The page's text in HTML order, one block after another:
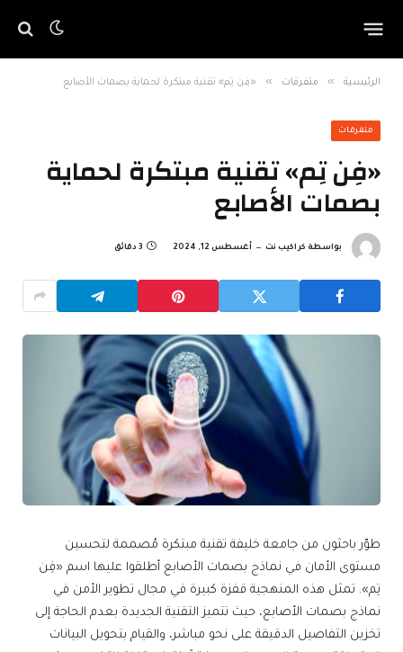
الرئيسية » متفرقات » «فِن تِم» تقنية مبتكرة لحماية بصمات الأصابع
متفرقات
«فِن تِم» تقنية مبتكرة لحماية
بصمات الأصابع
بواسطة كراكيب نت أغسطس 12, 2024 3 دقائق
طوّر باحثون من جامعة خليفة تقنية مبتكرة مُصممة لتحسين
مستوى الأمان في نماذج بصمات الأصابع أطلقوا عليها اسم «فِن
تِم». تمثل هذه المنهجية قفزة كبيرة في مجال تطوير الأمن في
نماذج بصمات الأصابع، حيث تتميز التقنية الجديدة بعدم الحاجة إلى
تخزين التفاصيل الدقيقة على نحو مباشر، والقيام بتحويل البيانات